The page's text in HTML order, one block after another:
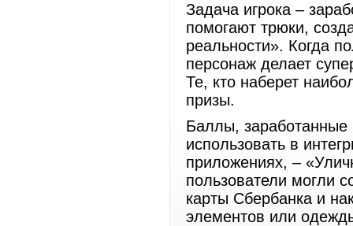
Задача игрока –
помогают трюки,
реальности». Когда
персонаж делает
Те, кто наберет
призы.
Баллы, заработанные
использовать в
приложениях, –
пользователи могли
карты Сбербанка и
элементов или